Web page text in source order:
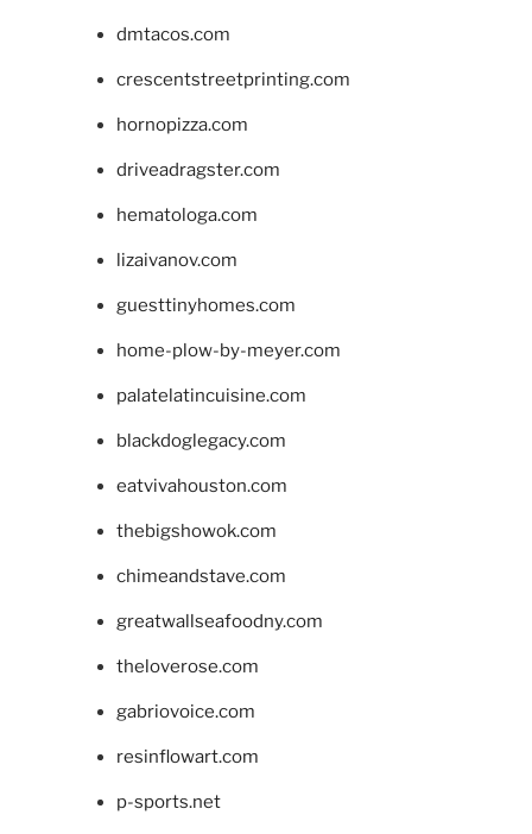
dmtacos.com
crescentstreetprinting.com
hornopizza.com
driveadragster.com
hematologa.com
lizaivanov.com
guesttinyhomes.com
home-plow-by-meyer.com
palatelatincuisine.com
blackdoglegacy.com
eatvivahouston.com
thebigshowok.com
chimeandstave.com
greatwallseafoodny.com
theloverose.com
gabriovoice.com
resinflowart.com
p-sports.net